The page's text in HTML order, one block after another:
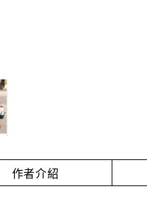
作者介紹